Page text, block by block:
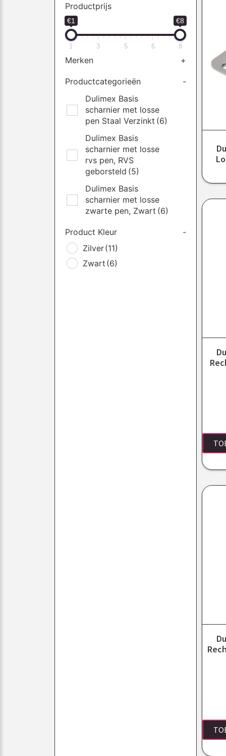
Productprijs
€1 €8
1 3 5 6 8
Merken +
Productcategorieën
-
Dulimex Basis
scharnier met losse
pen Staal Verzinkt (6)
Dulimex Basis
scharnier met losse
rvs pen, RVS
geborsteld (5)
Dulimex Basis
scharnier met losse
zwarte pen, Zwart (6)
Product Kleur
-
Zilver(11)
Zwart (6)